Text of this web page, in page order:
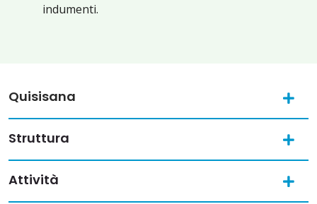
indumenti.
Quisisana
Struttura
Attività